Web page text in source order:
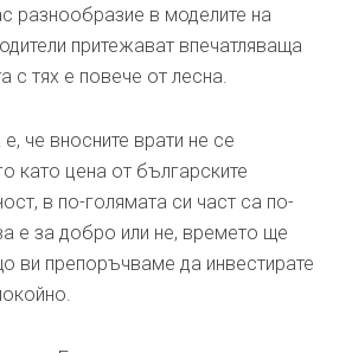
разнообразие в моделите на
притежават впечатляваща
с тях е повече от лесна.
че вносните врати не се
като цена от българските
в по-голямата си част са по-
е за добро или не, времето ще
ви препоръчваме да инвестирате